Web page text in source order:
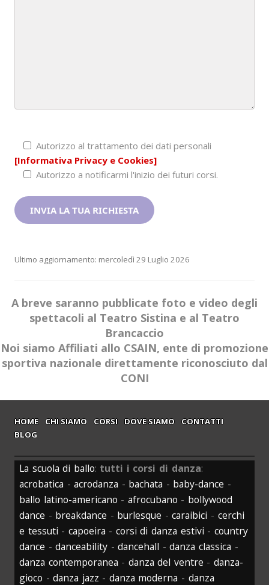
Autorizzo al trattamento dei dati personali
[Informativa Privacy e Cookies]
Autorizzo a notificarmi l'inizio dei futuri corsi.
Ultimo aggiornamento: mercoledì 29 Luglio 2026
A breve saranno pubblicate foto e video degli
spettacoli al Teatro Sistina e al Teatro
Brancaccio
Noi siamo Affiliati allo CSAIN, ente di promozione
sportiva nazionale direttamente riconosciuto dal
CONI
HOME CHI SIAMO CORSI DOVE SIAMO
CONTATTI
BLOG
La scuola di ballo: tutti i corsi di danza:
acrobatica -acrodanza - bachata - baby-dance -
ballo latino-americano - afrocubano - bollywood
dance - breakdance - burlesque -caraibici - cerchi
e tessuti - capoeira - corsi di danza estivi - country
dance -danceability -dancehall -danza classica -
danza contemporanea - danza del ventre -danza-
gioco -danza jazz - danza moderna - danza